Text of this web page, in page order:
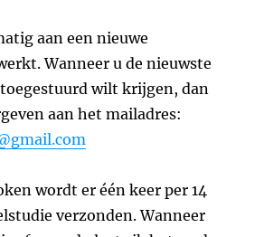
aan een nieuwe
Wanneer u de nieuwste
wilt krijgen, dan
aan het mailadres:
wordt er één keer per 14
verzonden. Wanneer